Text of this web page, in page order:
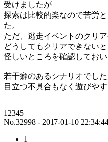
受けましたが
探索は比較的楽なので苦労
た。
ただ、逃走イベントのクリ
どうしてもクリアできない
怪しいところを確認してお
若干癖のあるシナリオでし
目立つ不具合もなく遊びやす
12345
No.32998 - 2017-01-10 22:34:44
1